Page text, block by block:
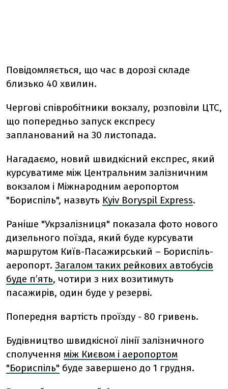
Повідомляється, що час в дорозі складе
близько 40 хвилин.
Чергові співробітники вокзалу, розповіли ЦТС,
що попередньо запуск експресу
запланований на 30 листопада.
Нагадаємо, новий швидкісний експрес, який
курсуватиме між Центральним залізничним
вокзалом і Міжнародним аеропортом
"Бориспіль", назвуть Kyiv Boryspil Express.
Раніше "Укрзалізниця" показала фото нового
дизельного поїзда, який буде курсувати
маршрутом Київ-Пасажирський – Бориспіль-
аеропорт. Загалом таких рейкових автобусів
буде п’ять, чотири з них возитимуть
пасажирів, один буде у резерві.
Попередня вартість проїзду - 80 гривень.
Будівництво швидкісної лінії залізничного
сполучення між Києвом і аеропортом
"Бориспіль" буде завершено до 1 грудня.